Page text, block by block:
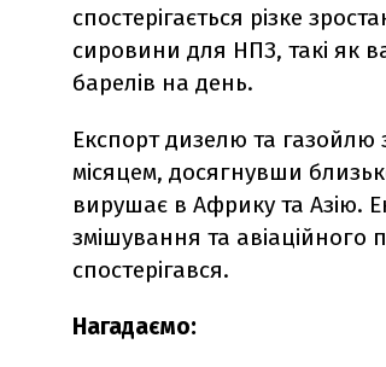
спостерігається різке
сировини для НПЗ, такі як
барелів на день.
Експорт дизелю та газойлю
місяцем, досягнувши
вирушає в Африку та Азію.
змішування та авіаційного
спостерігався.
Нагадаємо: